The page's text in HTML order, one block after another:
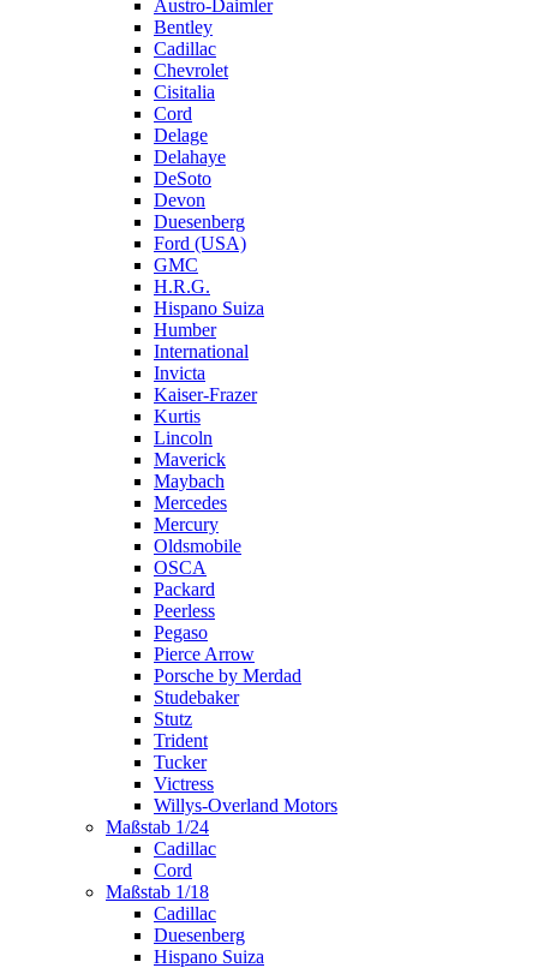
Austro-Daimler
Bentley
Cadillac
Chevrolet
Cisitalia
Cord
Delage
Delahaye
DeSoto
Devon
Duesenberg
Ford (USA)
GMC
H.R.G.
Hispano Suiza
Humber
International
Invicta
Kaiser-Frazer
Kurtis
Lincoln
Maverick
Maybach
Mercedes
Mercury
Oldsmobile
OSCA
Packard
Peerless
Pegaso
Pierce Arrow
Porsche by Merdad
Studebaker
Stutz
Trident
Tucker
Victress
Willys-Overland Motors
Maßstab 1/24
Cadillac
Cord
Maßstab 1/18
Cadillac
Duesenberg
Hispano Suiza